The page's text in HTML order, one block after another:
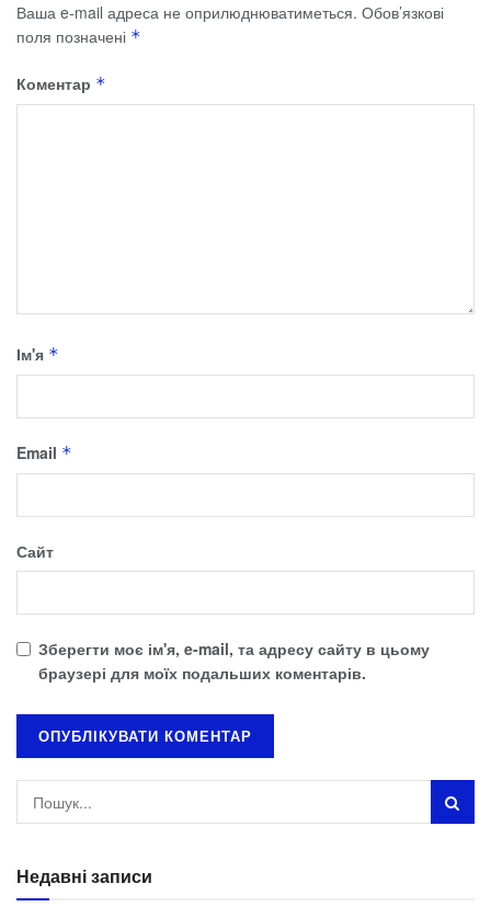
Ваша e-mail адреса не оприлюднюватиметься. Обов’язкові
поля позначені *
Коментар *
Ім'я *
Email *
Сайт
Зберегти моє ім'я, e-mail, та адресу сайту в цьому
браузері для моїх подальших коментарів.
Недавні записи